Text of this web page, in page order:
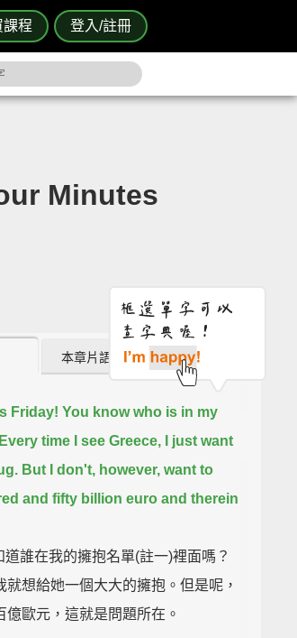
課程 登入/註冊
Minutes
本章片語 (0)
Friday! You know who is in my
time I see Greece, I just want
But I don't, however, want to
and fifty billion euro and therein
誰在我的擁抱名單(註一)裡面嗎？
想給她一個大大的擁抱。但是呢，
歐元，這就是問題所在。